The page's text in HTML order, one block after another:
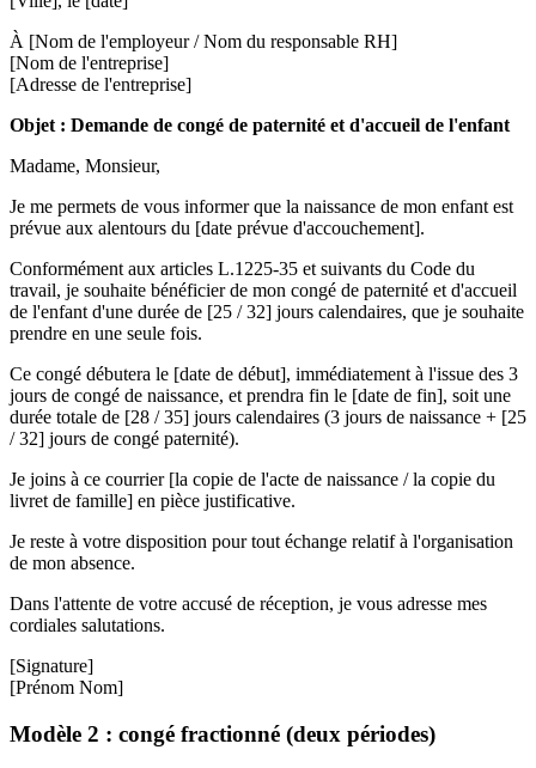
À [Nom de l'employeur / Nom du responsable RH]
[Nom de l'entreprise]
[Adresse de l'entreprise]
Objet : Demande de congé de paternité et d'accueil de l'enfant
Madame, Monsieur,
Je me permets de vous informer que la naissance de mon enfant est
prévue aux alentours du [date prévue d'accouchement].
Conformément aux articles L.1225-35 et suivants du Code du
travail, je souhaite bénéficier de mon congé de paternité et d'accueil
de l'enfant d'une durée de [25 / 32] jours calendaires, que je souhaite
prendre en une seule fois.
Ce congé débutera le [date de début], immédiatement à l'issue des 3
jours de congé de naissance, et prendra fin le [date de fin], soit une
durée totale de [28 / 35] jours calendaires (3 jours de naissance + [25
/ 32] jours de congé paternité).
Je joins à ce courrier [la copie de l'acte de naissance / la copie du
livret de famille] en pièce justificative.
Je reste à votre disposition pour tout échange relatif à l'organisation
de mon absence.
Dans l'attente de votre accusé de réception, je vous adresse mes
cordiales salutations.
[Signature]
[Prénom Nom]
Modèle 2 : congé fractionné (deux périodes)